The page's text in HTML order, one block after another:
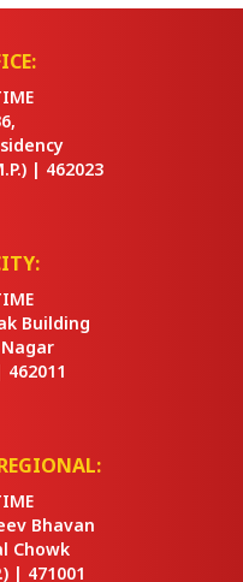
| 462023
Building
462011
Bhavan
Chowk
| 471001